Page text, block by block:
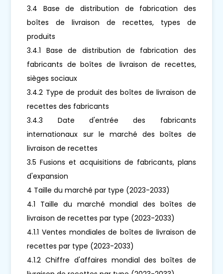
3.4 Base de distribution de fabrication des
boîtes de livraison de recettes, types de
produits
3.4.1 Base de distribution de fabrication des
fabricants de boîtes de livraison de recettes,
sièges sociaux
3.4.2 Type de produit des boîtes de livraison de
recettes des fabricants
3.4.3 Date d'entrée des fabricants
internationaux sur le marché des boîtes de
livraison de recettes
3.5 Fusions et acquisitions de fabricants, plans
d'expansion
4 Taille du marché par type (2023-2033)
4.1 Taille du marché mondial des boîtes de
livraison de recettes par type (2023-2033)
4.1.1 Ventes mondiales de boîtes de livraison de
recettes par type (2023-2033)
4.1.2 Chiffre d'affaires mondial des boîtes de